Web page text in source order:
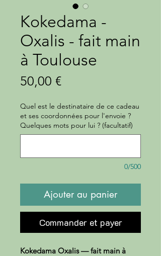
Kokedama -
Oxalis - fait main
à Toulouse
50,00 €Prix
Quel est le destinataire de ce cadeau
et ses coordonnées pour l'envoie ?
Quelques mots pour lui ? (facultatif)
0/500
Ajouter au panier
Commander et payer
Kokedama Oxalis — fait main à